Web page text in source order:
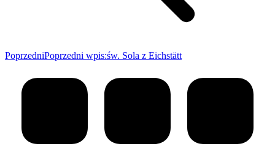
PoprzedniPoprzedni wpis:św. Sola z Eichstätt